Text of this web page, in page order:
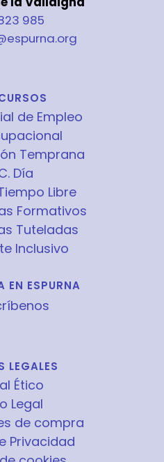
985
de Empleo
Temprana
Día
Libre
Formativos
Tuteladas
Inclusivo
EN ESPURNA
LEGALES
Ético
Legal
de compra
Privacidad